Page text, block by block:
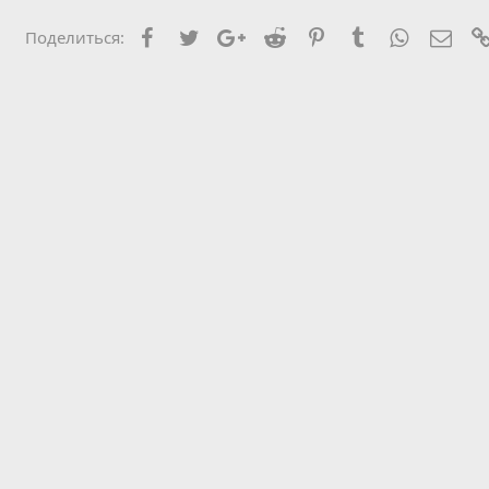
Поделиться: Facebook
TwitterGoogle+
Reddit PinterestTumblrWhatsApp